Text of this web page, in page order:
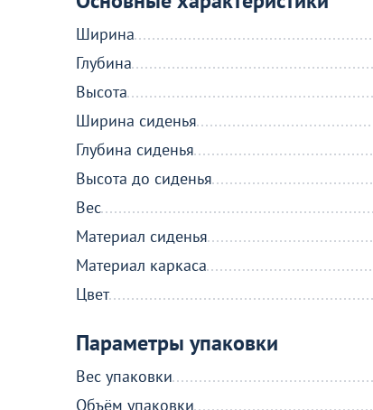
Ширина
Глубина
Высота
Ширина сиденья
Глубина сиденья
Высота до сиденья
Вес
Материал сиденья
Материал каркаса
Цвет
Параметры упаковки
Вес упаковки
Объём упаковки